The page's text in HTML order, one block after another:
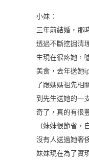
小妹：
三年前結婚，那
透過不斷挖掘清
生現在很疼她，
美食，去年送她
了跟媽媽祖先相
到先生送她的一
奇了，真的有很
（妹妹很節省
沒有人送過她奢
妹妹現在為了實